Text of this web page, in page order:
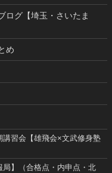
ログ【埼玉・さいたま
め
講習会【雄飛会×文武修身塾
】（合格点・内申点・北